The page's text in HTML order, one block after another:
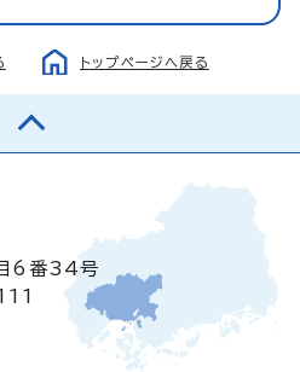
トップページへ戻る
6番34号